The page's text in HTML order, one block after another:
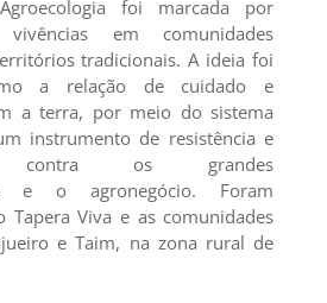
foi marcada por
em comunidades
tradicionais. A ideia foi
a relação de cuidado e
a terra, por meio do sistema
instrumento de resistência e
contra os grandes
e o agronegócio. Foram
Tapera Viva e as comunidades
e Taim, na zona rural de